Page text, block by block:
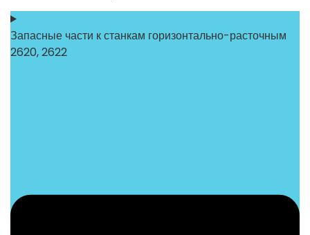
Запасные части к станкам горизонтально-расточным
2620, 2622